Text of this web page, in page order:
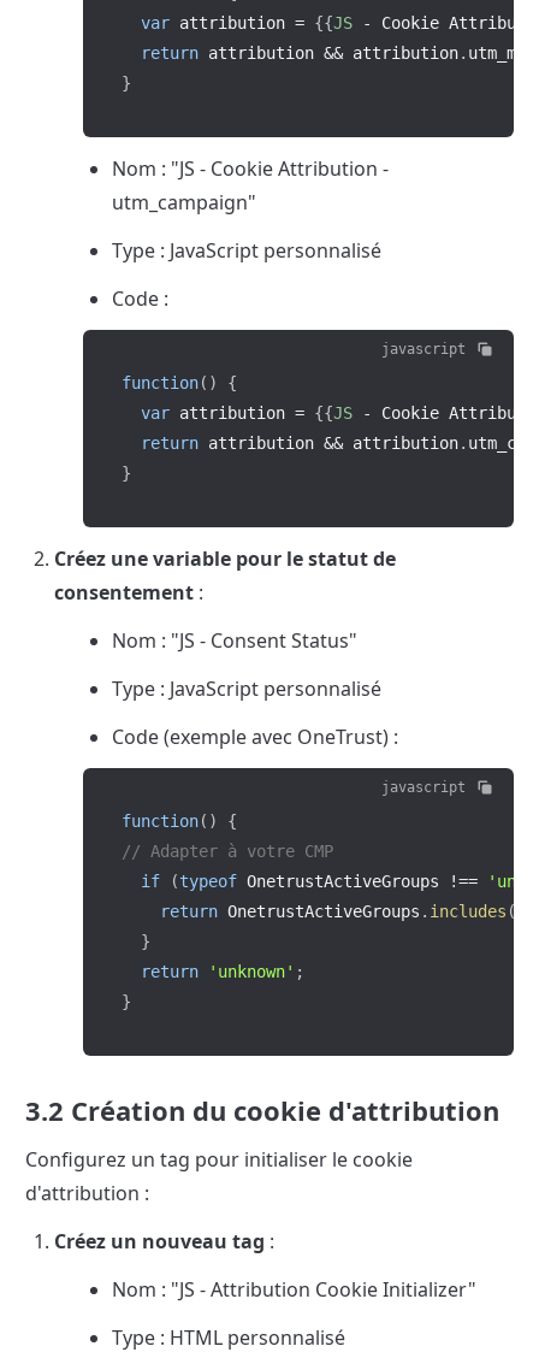
var attribution = {{JS -
Cookie
return attribution && attribution.
}
Nom : "JS - Cookie Attribution -
utm_campaign"
Type : JavaScript personnalisé
Code :
javascript
function( )
{
var attribution = {{JS -
Cookie
return attribution && attribution.
}
Créez une variable pour le statut de
consentement :
Nom : "JS - Consent Status"
Type : JavaScript personnalisé
Code (exemple avec OneTrust) :
javascript
function( )
{
// Adapter à votre CMP
if
(typeof OnetrustActiveGroups !==
return OnetrustActiveGroups . includes (
}
return
'unknown' ;
}
3.2 Création du cookie d'attribution
Configurez un tag pour initialiser le cookie
d'attribution :
Créez un nouveau tag :
Nom : "JS - Attribution Cookie Initializer"
Type : HTML personnalisé